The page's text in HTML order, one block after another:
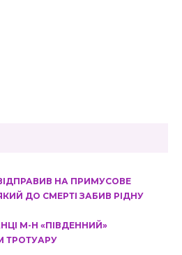
НА ПРИМУСОВЕ
ДО СМЕРТІ ЗАБИВ РІДНУ
М-Н «ПІВДЕННИЙ»
ТРОТУАРУ